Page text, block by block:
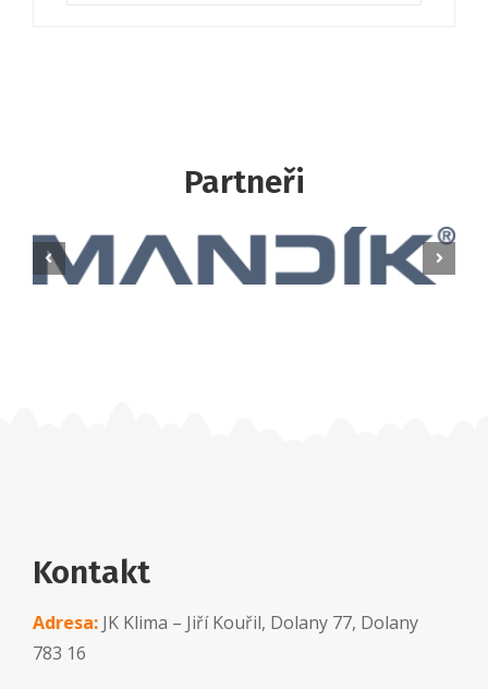
Partneři
Kontakt
Adresa: JK Klima – Jiří Kouřil, Dolany 77, Dolany
783 16